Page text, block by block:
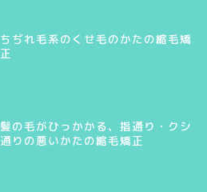
ちぢれ毛系のくせ毛のかたの縮毛矯
正
髪の毛がひっかかる、指通り・クシ
通りの悪いかたの縮毛矯正